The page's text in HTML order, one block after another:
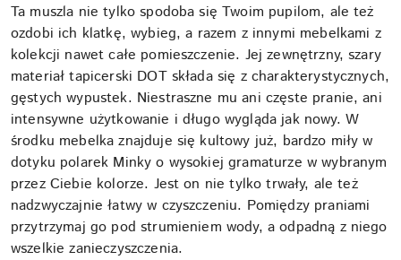
Ta muszla nie tylko spodoba się Twoim pupilom, ale też
ozdobi ich klatkę, wybieg, a razem z innymi mebelkami z
kolekcji nawet całe pomieszczenie. Jej zewnętrzny, szary
materiał tapicerski DOT składa się z charakterystycznych,
gęstych wypustek. Niestraszne mu ani częste pranie, ani
intensywne użytkowanie i długo wygląda jak nowy. W
środku mebelka znajduje się kultowy już, bardzo miły w
dotyku polarek Minky o wysokiej gramaturze w wybranym
przez Ciebie kolorze. Jest on nie tylko trwały, ale też
nadzwyczajnie łatwy w czyszczeniu. Pomiędzy praniami
przytrzymaj go pod strumieniem wody, a odpadną z niego
wszelkie zanieczyszczenia.